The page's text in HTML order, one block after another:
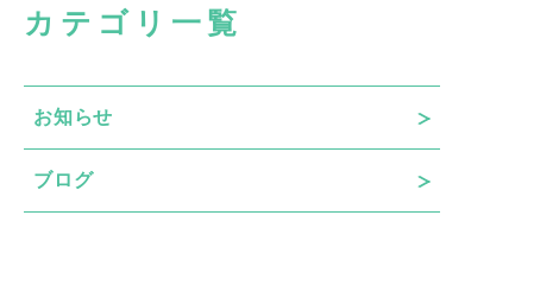
カテゴリ一覧
お知らせ
ブログ